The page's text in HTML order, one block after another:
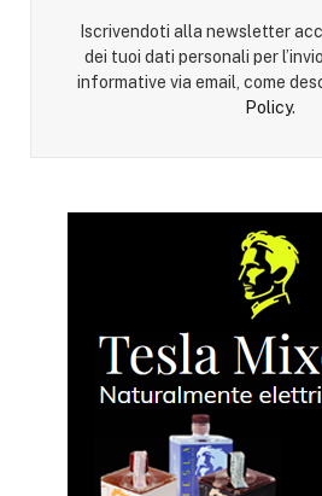
Iscrivendoti alla newsletter
dei tuoi dati personali per
informative via email, come
Policy.